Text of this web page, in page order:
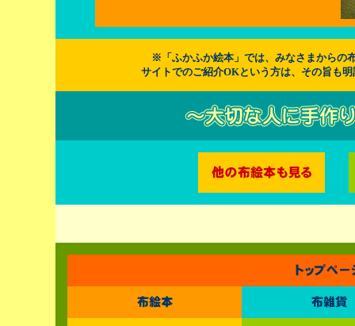
※「ふかふか絵本」では、みなさまからの
サイトでのご紹介OKという方は、その旨も